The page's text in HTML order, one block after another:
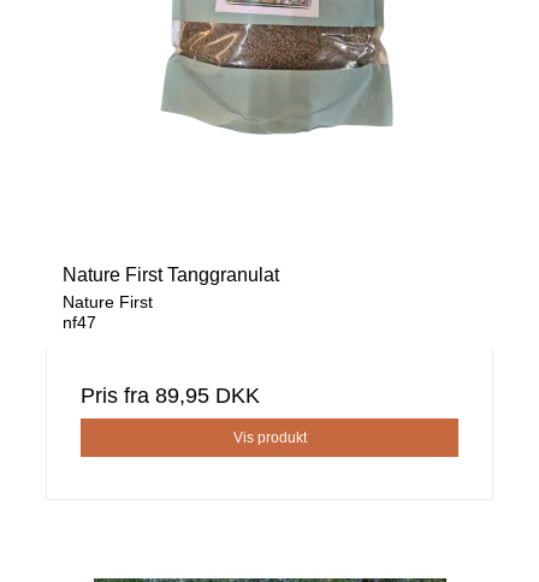
Nature First Tanggranulat
Nature First
nf47
Pris fra 89,95 DKK
Vis produkt